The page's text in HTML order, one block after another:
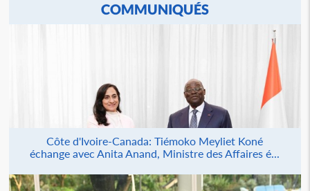
COMMUNIQUÉS
Côte d'Ivoire-Canada: Tiémoko Meyliet Koné
échange avec Anita Anand, Ministre des Affaires é...